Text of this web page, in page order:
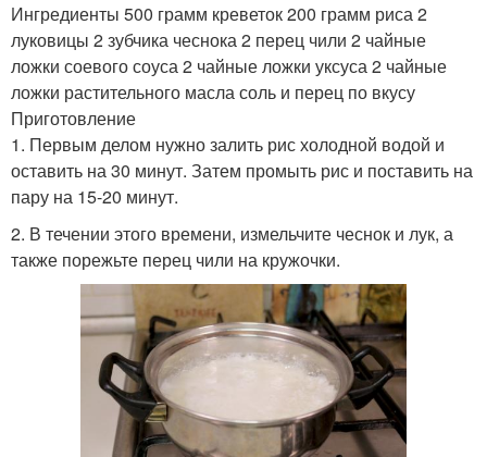
Ингредиенты 500 грамм креветок 200 грамм риса 2
луковицы 2 зубчика чеснока 2 перец чили 2 чайные
ложки соевого соуса 2 чайные ложки уксуса 2 чайные
ложки растительного масла соль и перец по вкусу
Приготовление
1. Первым делом нужно залить рис холодной водой и
оставить на 30 минут. Затем промыть рис и поставить на
пару на 15-20 минут.
2. В течении этого времени, измельчите чеснок и лук, а
также порежьте перец чили на кружочки.